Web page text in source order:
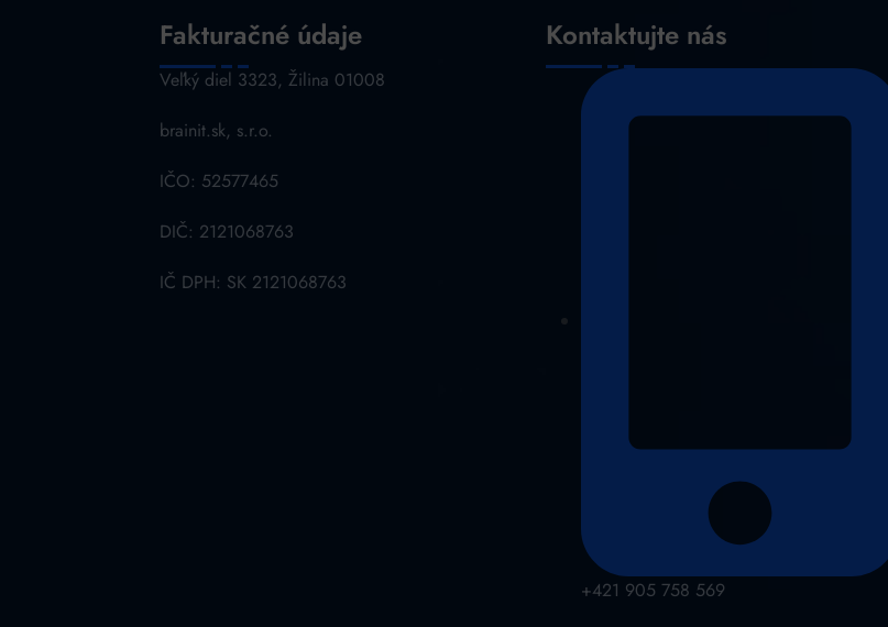
Fakturačné údaje
Veľký diel 3323, Žilina 01008
brainit.sk, s.r.o.
IČO: 52577465
DIČ: 2121068763
IČ DPH: SK 2121068763
Kontaktujte nás
+421 905 758 569